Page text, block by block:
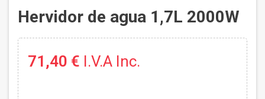
Hervidor de agua 1,7L 2000W
71,40 € I.V.A Inc.